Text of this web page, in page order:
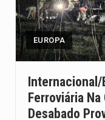
EUROPA
Ferroviária
Desabado